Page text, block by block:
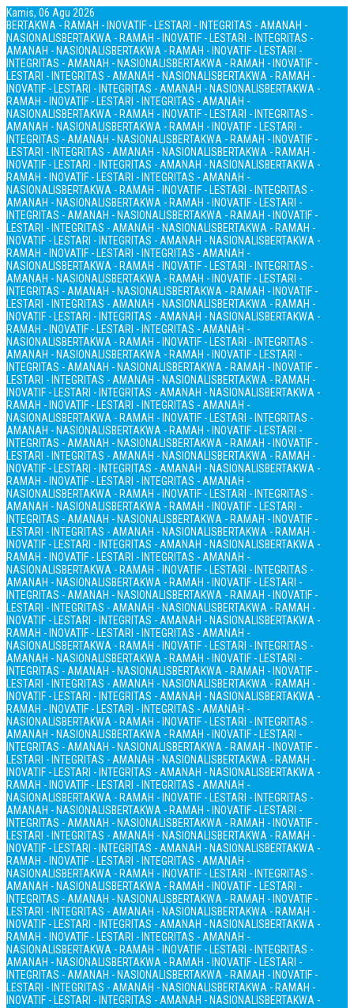
Kamis, 06 Agu 2026
BERTAKWA - RAMAH - INOVATIF - LESTARI - INTEGRITAS - AMANAH -
NASIONALISBERTAKWA - RAMAH - INOVATIF - LESTARI - INTEGRITAS -
AMANAH - NASIONALISBERTAKWA - RAMAH - INOVATIF - LESTARI -
INTEGRITAS - AMANAH - NASIONALISBERTAKWA - RAMAH - INOVATIF -
LESTARI - INTEGRITAS - AMANAH - NASIONALISBERTAKWA - RAMAH -
INOVATIF - LESTARI - INTEGRITAS - AMANAH - NASIONALISBERTAKWA -
RAMAH - INOVATIF - LESTARI - INTEGRITAS - AMANAH -
NASIONALISBERTAKWA - RAMAH - INOVATIF - LESTARI - INTEGRITAS -
AMANAH - NASIONALISBERTAKWA - RAMAH - INOVATIF - LESTARI -
INTEGRITAS - AMANAH - NASIONALISBERTAKWA - RAMAH - INOVATIF -
LESTARI - INTEGRITAS - AMANAH - NASIONALISBERTAKWA - RAMAH -
INOVATIF - LESTARI - INTEGRITAS - AMANAH - NASIONALISBERTAKWA -
RAMAH - INOVATIF - LESTARI - INTEGRITAS - AMANAH -
NASIONALISBERTAKWA - RAMAH - INOVATIF - LESTARI - INTEGRITAS -
AMANAH - NASIONALISBERTAKWA - RAMAH - INOVATIF - LESTARI -
INTEGRITAS - AMANAH - NASIONALISBERTAKWA - RAMAH - INOVATIF -
LESTARI - INTEGRITAS - AMANAH - NASIONALISBERTAKWA - RAMAH -
INOVATIF - LESTARI - INTEGRITAS - AMANAH - NASIONALISBERTAKWA -
RAMAH - INOVATIF - LESTARI - INTEGRITAS - AMANAH -
NASIONALISBERTAKWA - RAMAH - INOVATIF - LESTARI - INTEGRITAS -
AMANAH - NASIONALISBERTAKWA - RAMAH - INOVATIF - LESTARI -
INTEGRITAS - AMANAH - NASIONALISBERTAKWA - RAMAH - INOVATIF -
LESTARI - INTEGRITAS - AMANAH - NASIONALISBERTAKWA - RAMAH -
INOVATIF - LESTARI - INTEGRITAS - AMANAH - NASIONALISBERTAKWA -
RAMAH - INOVATIF - LESTARI - INTEGRITAS - AMANAH -
NASIONALISBERTAKWA - RAMAH - INOVATIF - LESTARI - INTEGRITAS -
AMANAH - NASIONALISBERTAKWA - RAMAH - INOVATIF - LESTARI -
INTEGRITAS - AMANAH - NASIONALISBERTAKWA - RAMAH - INOVATIF -
LESTARI - INTEGRITAS - AMANAH - NASIONALISBERTAKWA - RAMAH -
INOVATIF - LESTARI - INTEGRITAS - AMANAH - NASIONALISBERTAKWA -
RAMAH - INOVATIF - LESTARI - INTEGRITAS - AMANAH -
NASIONALISBERTAKWA - RAMAH - INOVATIF - LESTARI - INTEGRITAS -
AMANAH - NASIONALISBERTAKWA - RAMAH - INOVATIF - LESTARI -
INTEGRITAS - AMANAH - NASIONALISBERTAKWA - RAMAH - INOVATIF -
LESTARI - INTEGRITAS - AMANAH - NASIONALISBERTAKWA - RAMAH -
INOVATIF - LESTARI - INTEGRITAS - AMANAH - NASIONALISBERTAKWA -
RAMAH - INOVATIF - LESTARI - INTEGRITAS - AMANAH -
NASIONALISBERTAKWA - RAMAH - INOVATIF - LESTARI - INTEGRITAS -
AMANAH - NASIONALISBERTAKWA - RAMAH - INOVATIF - LESTARI -
INTEGRITAS - AMANAH - NASIONALISBERTAKWA - RAMAH - INOVATIF -
LESTARI - INTEGRITAS - AMANAH - NASIONALISBERTAKWA - RAMAH -
INOVATIF - LESTARI - INTEGRITAS - AMANAH - NASIONALISBERTAKWA -
RAMAH - INOVATIF - LESTARI - INTEGRITAS - AMANAH -
NASIONALISBERTAKWA - RAMAH - INOVATIF - LESTARI - INTEGRITAS -
AMANAH - NASIONALISBERTAKWA - RAMAH - INOVATIF - LESTARI -
INTEGRITAS - AMANAH - NASIONALISBERTAKWA - RAMAH - INOVATIF -
LESTARI - INTEGRITAS - AMANAH - NASIONALISBERTAKWA - RAMAH -
INOVATIF - LESTARI - INTEGRITAS - AMANAH - NASIONALISBERTAKWA -
RAMAH - INOVATIF - LESTARI - INTEGRITAS - AMANAH -
NASIONALISBERTAKWA - RAMAH - INOVATIF - LESTARI - INTEGRITAS -
AMANAH - NASIONALISBERTAKWA - RAMAH - INOVATIF - LESTARI -
INTEGRITAS - AMANAH - NASIONALISBERTAKWA - RAMAH - INOVATIF -
LESTARI - INTEGRITAS - AMANAH - NASIONALISBERTAKWA - RAMAH -
INOVATIF - LESTARI - INTEGRITAS - AMANAH - NASIONALISBERTAKWA -
RAMAH - INOVATIF - LESTARI - INTEGRITAS - AMANAH -
NASIONALISBERTAKWA - RAMAH - INOVATIF - LESTARI - INTEGRITAS -
AMANAH - NASIONALISBERTAKWA - RAMAH - INOVATIF - LESTARI -
INTEGRITAS - AMANAH - NASIONALISBERTAKWA - RAMAH - INOVATIF -
LESTARI - INTEGRITAS - AMANAH - NASIONALISBERTAKWA - RAMAH -
INOVATIF - LESTARI - INTEGRITAS - AMANAH - NASIONALISBERTAKWA -
RAMAH - INOVATIF - LESTARI - INTEGRITAS - AMANAH -
NASIONALISBERTAKWA - RAMAH - INOVATIF - LESTARI - INTEGRITAS -
AMANAH - NASIONALISBERTAKWA - RAMAH - INOVATIF - LESTARI -
INTEGRITAS - AMANAH - NASIONALISBERTAKWA - RAMAH - INOVATIF -
LESTARI - INTEGRITAS - AMANAH - NASIONALISBERTAKWA - RAMAH -
INOVATIF - LESTARI - INTEGRITAS - AMANAH - NASIONALISBERTAKWA -
RAMAH - INOVATIF - LESTARI - INTEGRITAS - AMANAH -
NASIONALISBERTAKWA - RAMAH - INOVATIF - LESTARI - INTEGRITAS -
AMANAH - NASIONALISBERTAKWA - RAMAH - INOVATIF - LESTARI -
INTEGRITAS - AMANAH - NASIONALISBERTAKWA - RAMAH - INOVATIF -
LESTARI - INTEGRITAS - AMANAH - NASIONALISBERTAKWA - RAMAH -
INOVATIF - LESTARI - INTEGRITAS - AMANAH - NASIONALISBERTAKWA -
RAMAH - INOVATIF - LESTARI - INTEGRITAS - AMANAH -
NASIONALISBERTAKWA - RAMAH - INOVATIF - LESTARI - INTEGRITAS -
AMANAH - NASIONALISBERTAKWA - RAMAH - INOVATIF - LESTARI -
INTEGRITAS - AMANAH - NASIONALISBERTAKWA - RAMAH - INOVATIF -
LESTARI - INTEGRITAS - AMANAH - NASIONALISBERTAKWA - RAMAH -
INOVATIF - LESTARI - INTEGRITAS - AMANAH - NASIONALISBERTAKWA -